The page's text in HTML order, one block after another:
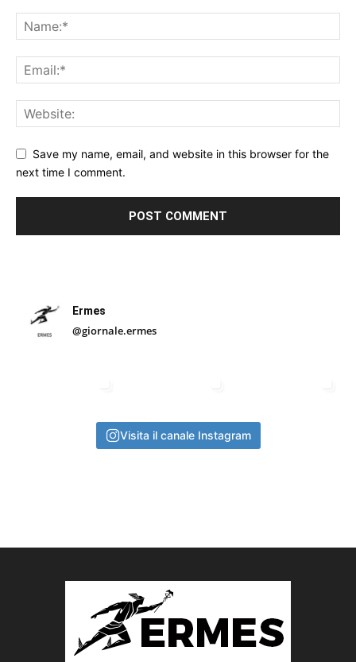
Save my name, email, and website in this browser for the
next time I comment.
Ermes
@giornale.ermes
Visita il canale Instagram